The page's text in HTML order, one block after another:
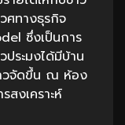
ศทางธุรกิจ
ซึ่งเป็นการ
ระมงได้มีบ้าน
วจัดขึ้น ณ ห้อง
สงเคราะห์